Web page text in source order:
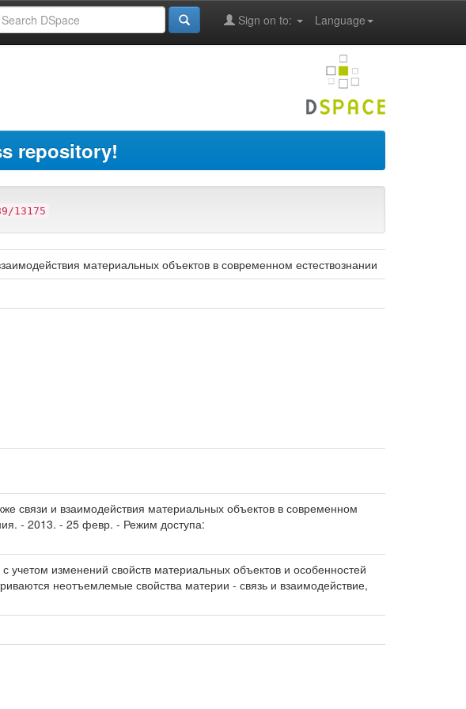
Language
Sign on to:
repository!
13175
материальных объектов в современном естествознании
связи и взаимодействия материальных объектов в современном
- 2013. - 25 февр. - Режим доступа:
изменений свойств материальных объектов и особенностей
неотъемлемые свойства материи - связь и взаимодействие,